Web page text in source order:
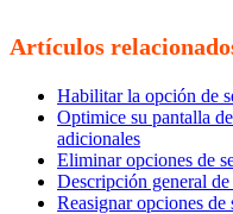
Artículos
Habilitar la opción de
Optimice su pantalla
adicionales
Eliminar opciones de
Descripción general
Reasignar opciones